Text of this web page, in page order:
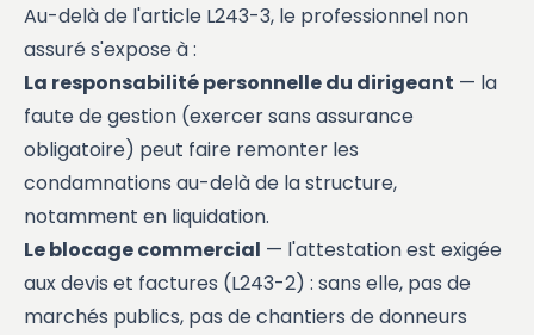
Au-delà de l'article L243-3, le professionnel non
assuré s'expose à :
La responsabilité personnelle du dirigeant — la
faute de gestion (exercer sans assurance
obligatoire) peut faire remonter les
condamnations au-delà de la structure,
notamment en liquidation.
Le blocage commercial — l'attestation est exigée
aux devis et factures (L243-2) : sans elle, pas de
marchés publics, pas de chantiers de donneurs